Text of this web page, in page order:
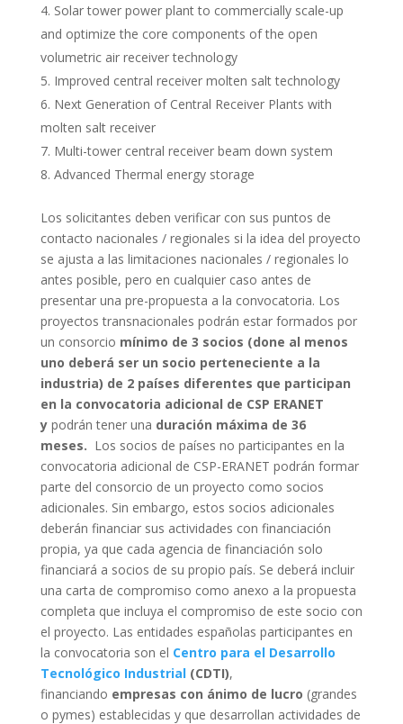
Solar tower power plant to commercially scale-up
and optimize the core components of the open
volumetric air receiver technology
Improved central receiver molten salt technology
Next Generation of Central Receiver Plants with
molten salt receiver
Multi-tower central receiver beam down system
Advanced Thermal energy storage
Los solicitantes deben verificar con sus puntos de
contacto nacionales / regionales si la idea del proyecto
se ajusta a las limitaciones nacionales / regionales lo
antes posible, pero en cualquier caso antes de
presentar una pre-propuesta a la convocatoria. Los
proyectos transnacionales podrán estar formados por
un consorcio mínimo de 3 socios (done al menos
uno deberá ser un socio perteneciente a la
industria) de 2 países diferentes que participan
en la convocatoria adicional de CSP ERANET
y podrán tener una duración máxima de 36
meses. Los socios de países no participantes en la
convocatoria adicional de CSP-ERANET podrán formar
parte del consorcio de un proyecto como socios
adicionales. Sin embargo, estos socios adicionales
deberán financiar sus actividades con financiación
propia, ya que cada agencia de financiación solo
financiará a socios de su propio país. Se deberá incluir
una carta de compromiso como anexo a la propuesta
completa que incluya el compromiso de este socio con
el proyecto. Las entidades españolas participantes en
la convocatoria son el Centro para el Desarrollo
Tecnológico Industrial(CDTI),
financiando empresas con ánimo de lucro (grandes
o pymes) establecidas y que desarrollan actividades de